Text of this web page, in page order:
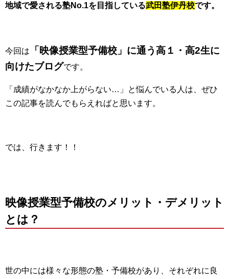
地域で愛される塾No.1を目指している武田塾伊丹校です。
今回は
「映像授業型予備校」に通う高１・高2生に
向けたブログです。
「成績がなかなか上がらない…」と悩んでいる人は、ぜひ
この記事を読んでもらえればと思います。
では、行きます！！
映像授業型予備校のメリット・デメリット
とは？
世の中には様々な形態の塾・予備校があり、それぞれに良